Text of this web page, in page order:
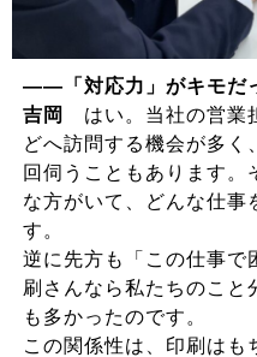
――「対応力」がキモだ
吉岡
はい。当社の営業
どへ訪問する機会が多
回伺うこともあります。
な方がいて、どんな仕事
す。
逆に先方も「この仕事で
刷さんなら私たちのこと
も多かったのです。
この関係性は、印刷はも